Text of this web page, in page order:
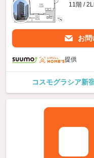
11階 /
お問
提供
コスモグラシア新